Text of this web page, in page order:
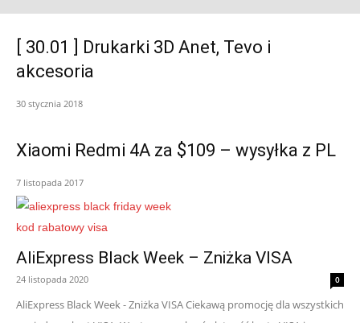
[ 30.01 ] Drukarki 3D Anet, Tevo i
akcesoria
30 stycznia 2018
Xiaomi Redmi 4A za $109 – wysyłka z PL
7 listopada 2017
AliExpress Black Week – Zniżka VISA
24 listopada 2020 0
AliExpress Black Week - Zniżka VISA Ciekawą promocję dla wszystkich